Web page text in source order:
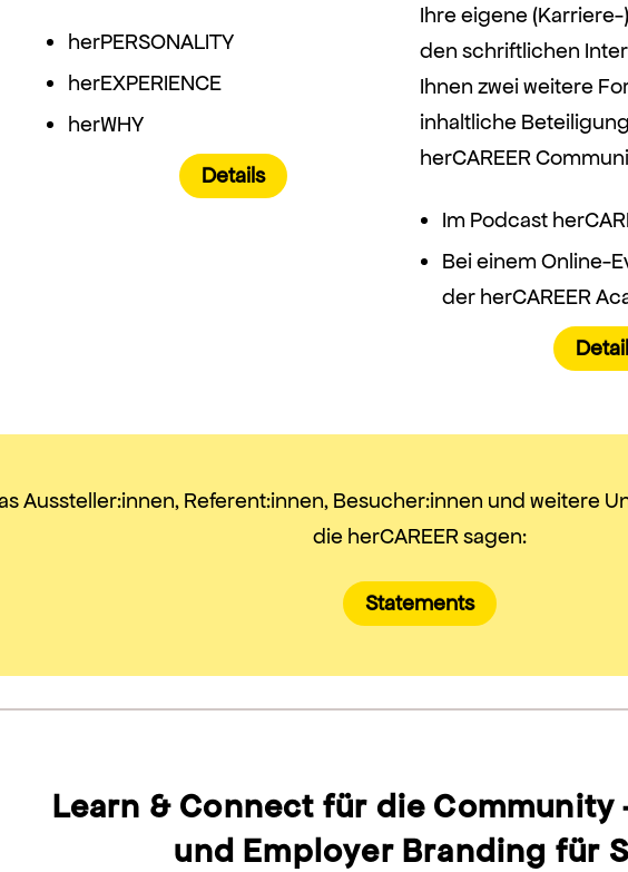
herPERSONALITY
herEXPERIENCE
herWHY
Details
Ihre eigene
den schriftlichen
Ihnen zwei weitere
inhaltliche
herCAREER
Im Podcast
Bei einem Online-
der herCAREER
Aussteller:innen, Referent:innen, Besucher:innen und weitere
die herCAREER sagen:
Statements
Learn & Connect für die Community
und Employer Branding für